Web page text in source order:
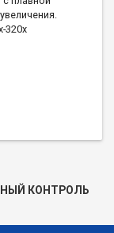
320х
КОНТРОЛЬ